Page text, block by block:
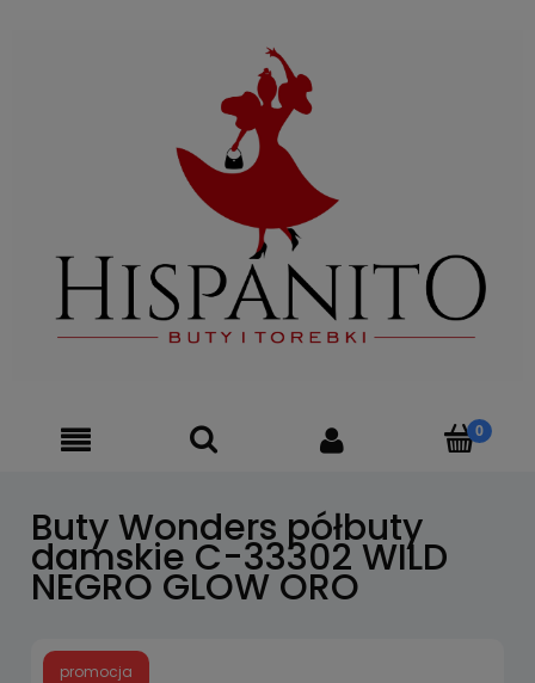
Buty Wonders półbuty
damskie C-33302 WILD
NEGRO GLOW ORO
promocja